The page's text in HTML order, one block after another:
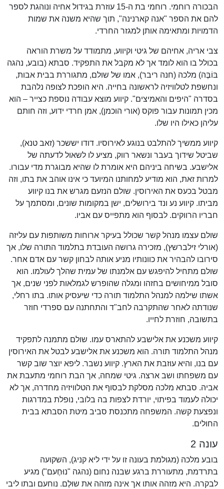
הבכורה רוחמי. רוחמי בת ה-15 עוזרת בגידול אחיה ונוהגת לספר
להם את הספר "אנה קארנינה", תוך שהיא משנה את שמות
הדמויות ומתאימה אותן למגזר החרדי.
צבי אריה, אחיהם של גיטי וקיווע, מתמודד על משרת הוראה
בכולל בו הוא לומד אך לא מקבל את התפקיד. סבתא (בובע, נהגה
בּוֹבֶּה) מלכה (חנה ריבר), אמו של שולם, מתגוררת בבית אבות,
ונחשפת לטלוויזיה לראשונה בחייה. היא הופכת לצופה נלהבת
בסדרה "היפים והאמיצים". קיווע מוצא עבודה נוספת כצייר – הוא
מכין תמונות עבור פוקס (אורי הוכמן), אמן חרדי ידוע, וזה חותם
עליהן כאילו היו שלו.
קיווע ממשיך להתלבט בנוגע לאירוסיו. דודו יששכר (זאב טנא),
שביטל שידוך בעבר ונשאר רווק, מציע לו לשאול לדעתה של
אלישבע. בשיחה ביניהם היא אומרת לו שהיא מבוגרת מדי עבורו.
למרות זאת, הוא מודיע למחותנו המיועד כי אינו אוהב את בתו, וזה
מבטל בכעס את האירוסין. שולם הנזעם מגרש את בנו קיווע
מביתו. קיווע נע ונד בירושלים, ישן במקומות שונים, ומסתמך על
חבריו הרווקים. לבסוף הוא מתפייס עם אביו.
שולם עצמו מנהל קשר שכולל בעיקר ארוחות משותפות עם עליזה
(אורלי זילברשץ), מזכירה גרושה העובדת בתלמוד התורה שלו, אך
סירובו להבהיר את כוונותיו מניע אותה לבחון קשר עם אדם אחר.
שולם מתחיל להיפגש עם אלמנתו של עמית שהלך לעולמו. הוא
סובל ממיחושים בחזהו ומגלה שהופרש לגמלאות לפני שנים, אך
אשתו שילמה למנהל התלמוד תורה כדי שיעסיק אותו. בתו רחלי,
שנודתה לאחר שהתקרבה לחב"ד והתחתנה עם ספרדי חוזר
בתשובה, חוזרת לחייו.
קיווע משכנע את אלישבע להתארס עמו. שולם מתמנה לתפקיד
מנהל התלמוד תורה. הוא משכנע את אלישבע לבטל את האירוסין
עם בנו, והיא עוזבת את הארץ. קיווע נשבר. ליפא יוצר שוב קשר
עם משפחתו ושב ארצה. גיטי שמחה, אך הבת רוחמי מתעבת את
אביה. סבתא מלכה מסלקת לבסוף את הטלוויזיה מחדרה, אך לא
יכולה לעמוד בפיתוי, יורדת לצפות בה בלובי, נופלת במדרגות
ונפצעת קשה. המשפחה מתכנסת סביב מיטת הסבתא בבית
החולים.
עונה 2
בובע מלכה (מגולמת בעונה זו על ידי ליא קניג), השקועה
בתרדמת, מתעוררת ברגע שבנה נחום (נהגה "נוּחֶעם") מגיע
לבקרה. היא מזהה אותו אך אינה מזהה את שוּלֶם. נוחעם ובתו ליבי